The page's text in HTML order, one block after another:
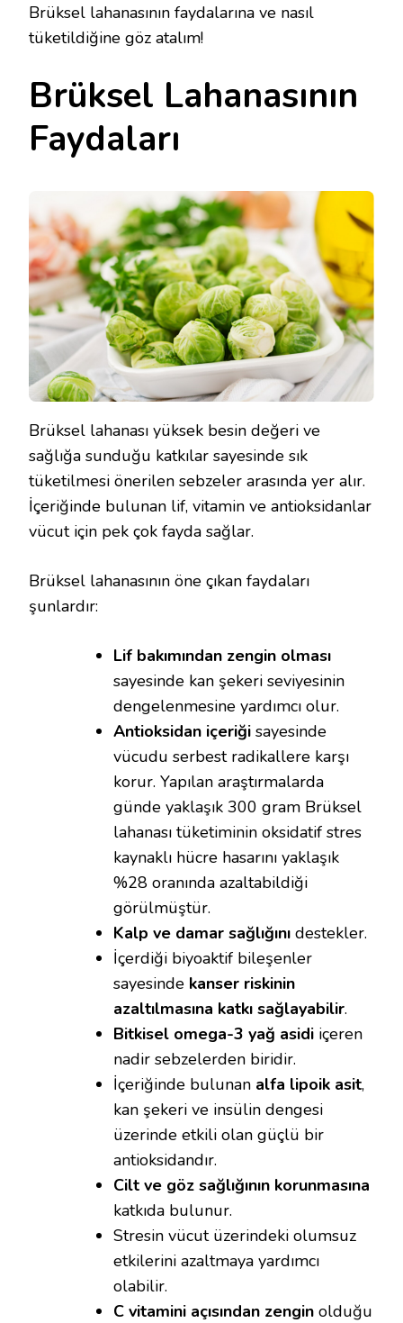
Brüksel lahanasının faydalarına ve nasıl
tüketildiğine göz atalım!
Brüksel Lahanasının
Faydaları
Brüksel lahanası yüksek besin değeri ve
sağlığa sunduğu katkılar sayesinde sık
tüketilmesi önerilen sebzeler arasında yer alır.
İçeriğinde bulunan lif, vitamin ve antioksidanlar
vücut için pek çok fayda sağlar.
Brüksel lahanasının öne çıkan faydaları
şunlardır:
Lif bakımından zengin olması
sayesinde kan şekeri seviyesinin
dengelenmesine yardımcı olur.
Antioksidan içeriği sayesinde
vücudu serbest radikallere karşı
korur. Yapılan araştırmalarda
günde yaklaşık 300 gram Brüksel
lahanası tüketiminin oksidatif stres
kaynaklı hücre hasarını yaklaşık
%28 oranında azaltabildiği
görülmüştür.
Kalp ve damar sağlığını destekler.
İçerdiği biyoaktif bileşenler
sayesinde kanser riskinin
azaltılmasına katkı sağlayabilir.
Bitkisel omega-3 yağ asidi içeren
nadir sebzelerden biridir.
İçeriğinde bulunan alfa lipoik asit,
kan şekeri ve insülin dengesi
üzerinde etkili olan güçlü bir
antioksidandır.
Cilt ve göz sağlığının korunmasına
katkıda bulunur.
Stresin vücut üzerindeki olumsuz
etkilerini azaltmaya yardımcı
olabilir.
C vitamini açısından zengin olduğu